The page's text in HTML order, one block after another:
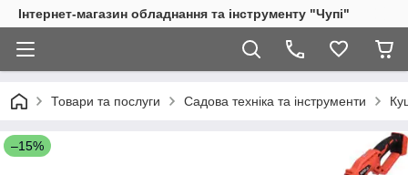
Інтернет-магазин обладнання та інструменту "Чупі"
Товари та послуги Садова техніка та інструменти
–15%